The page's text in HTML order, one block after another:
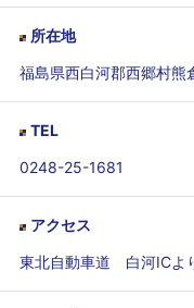
所在地
福島県西白河郡西郷村熊
TEL
0248-25-1681
アクセス
東北自動車道 白河ICよ